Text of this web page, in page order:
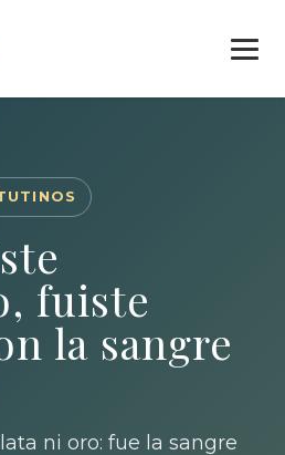
fuiste
la sangre
ni oro: fue la sangre